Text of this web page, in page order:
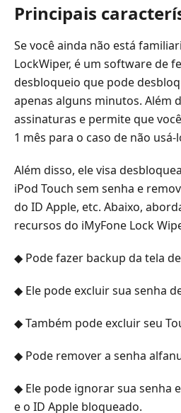
Principais
Se você ainda não está
LockWiper, é um software de
desbloqueio que pode
apenas alguns minutos. Além
assinaturas e permite que
1 mês para o caso de não
Além disso, ele visa
iPod Touch sem senha e
do ID Apple, etc. Abaixo,
recursos do iMyFone Lock
◆ Pode fazer backup da tela
◆ Ele pode excluir sua senha
◆ Também pode excluir seu
◆ Pode remover a senha
◆ Ele pode ignorar sua senha
e o ID Apple bloqueado.